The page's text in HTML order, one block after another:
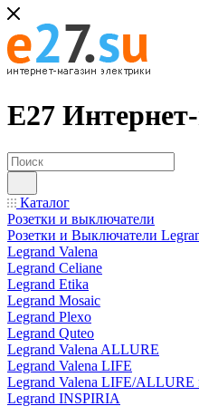
Е27
Каталог
Розетки и выключатели
Розетки и Выключатели
Legrand Valena
Legrand Celiane
Legrand Etika
Legrand Mosaic
Legrand Plexo
Legrand Quteo
Legrand Valena ALLURE
Legrand Valena LIFE
Legrand Valena LIFE/
Legrand INSPIRIA